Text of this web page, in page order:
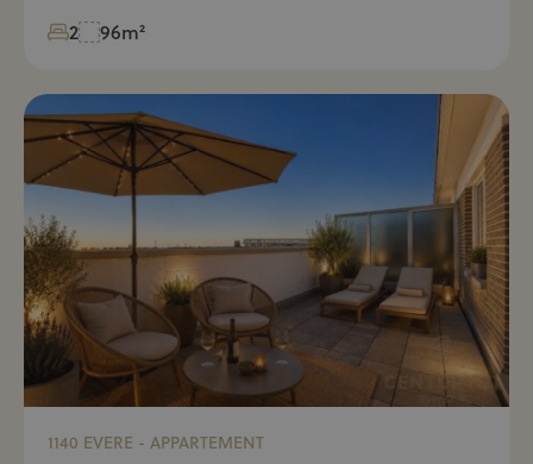
2 96m²
1140 EVERE - APPARTEMENT